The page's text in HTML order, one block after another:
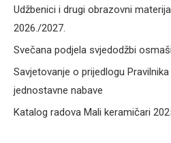
Udžbenici i drugi obrazovni
2026./2027.
Svečana podjela svjedodžbi
Savjetovanje o prijedlogu
jednostavne nabave
Katalog radova Mali keramičari